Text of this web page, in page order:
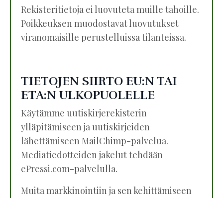
Rekisteritietoja ei luovuteta muille tahoille.
Poikkeuksen muodostavat luovutukset
viranomaisille perustelluissa tilanteissa.
TIETOJEN SIIRTO EU:N TAI
ETA:N ULKOPUOLELLE
Käytämme uutiskirjerekisterin
ylläpitämiseen ja uutiskirjeiden
lähettämiseen MailChimp-palvelua.
Mediatiedotteiden jakelut tehdään
ePressi.com-palvelulla.
Muita markkinointiin ja sen kehittämiseen